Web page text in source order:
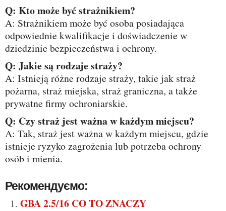
Q: Kto może być strażnikiem?
A: Strażnikiem może być osoba posiadająca
odpowiednie kwalifikacje i doświadczenie w
dziedzinie bezpieczeństwa i ochrony.
Q: Jakie są rodzaje straży?
A: Istnieją różne rodzaje straży, takie jak straż
pożarna, straż miejska, straż graniczna, a także
prywatne firmy ochroniarskie.
Q: Czy straż jest ważna w każdym miejscu?
A: Tak, straż jest ważna w każdym miejscu, gdzie
istnieje ryzyko zagrożenia lub potrzeba ochrony
osób i mienia.
Рекомендуємо:
GBA 2.5/16 CO TO ZNACZY